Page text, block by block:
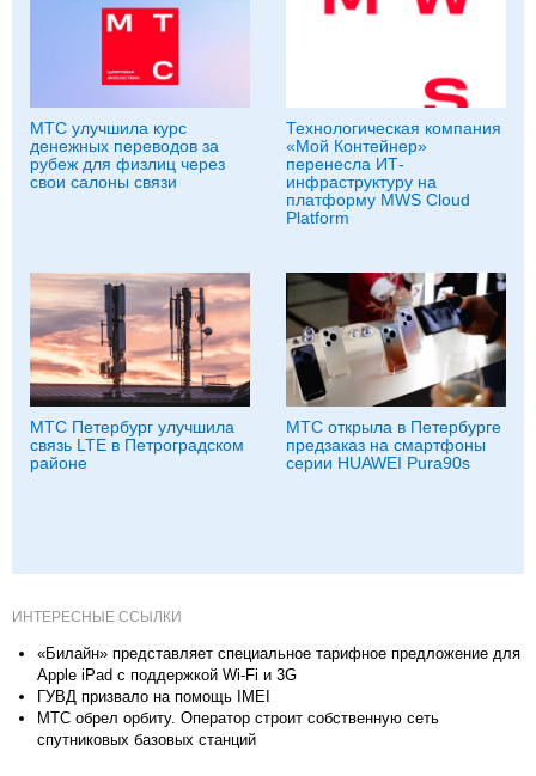
МТС улучшила курс
денежных переводов за
рубеж для физлиц через
свои салоны связи
Технологическая компания
«Мой Контейнер»
перенесла ИТ-
инфраструктуру на
платформу MWS Cloud
Platform
МТС Петербург улучшила
связь LTE в Петроградском
районе
МТС открыла в Петербурге
предзаказ на смартфоны
серии HUAWEI Pura90s
ИНТЕРЕСНЫЕ ССЫЛКИ
«Билайн» представляет специальное тарифное предложение для
Apple iPad c поддержкой Wi-Fi и 3G
ГУВД призвало на помощь IMEI
МТС обрел орбиту. Оператор строит собственную сеть
спутниковых базовых станций